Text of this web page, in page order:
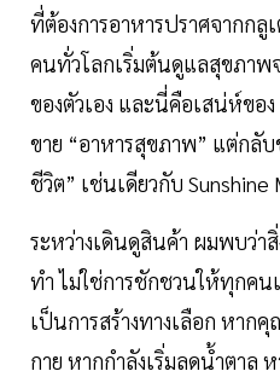
ที่ต้องการอาหารปราศจากก
คนทั่วโลกเริ่มต้นดูแลสุขภาพ
ของตัวเอง และนี่คือเสน่ห์ขอ
ขาย “อาหารสุขภาพ” แต่กลั
ชีวิต” เช่นเดียวกับ Sunshine
ระหว่างเดินดูสินค้า ผมพบว่า
ทำ ไม่ใช่การชักชวนให้ทุกค
เป็นการสร้างทางเลือก หาก
กาย หากกำลังเริ่มลดน้ำตาล